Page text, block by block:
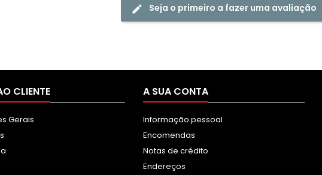
Seja o primeiro a fazer uma avaliação
CLIENTE
Gerais
A SUA CONTA
Informação pessoal
Encomendas
Notas de crédito
Endereços